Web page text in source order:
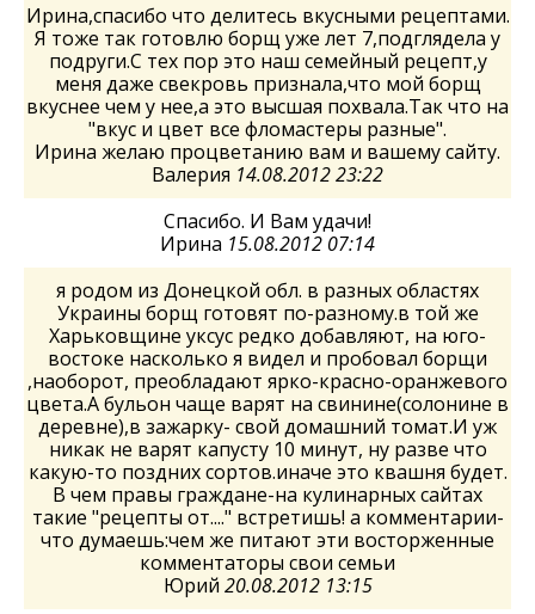
Ирина,спасибо что делитесь вкусными рецептами.
Я тоже так готовлю борщ уже лет 7,подглядела у
подруги.С тех пор это наш семейный рецепт,у
меня даже свекровь признала,что мой борщ
вкуснее чем у нее,а это высшая похвала.Так что на
"вкус и цвет все фломастеры разные".
Ирина желаю процветанию вам и вашему сайту.
Валерия 14.08.2012 23:22
Спасибо. И Вам удачи!
Ирина 15.08.2012 07:14
я родом из Донецкой обл. в разных областях
Украины борщ готовят по-разному.в той же
Харьковщине уксус редко добавляют, на юго-
востоке насколько я видел и пробовал борщи
,наоборот, преобладают ярко-красно-оранжевого
цвета.А бульон чаще варят на свинине(солонине в
деревне),в зажарку- свой домашний томат.И уж
никак не варят капусту 10 минут, ну разве что
какую-то поздних сортов.иначе это квашня будет.
В чем правы граждане-на кулинарных сайтах
такие "рецепты от...." встретишь! а комментарии-
что думаешь:чем же питают эти восторженные
комментаторы свои семьи
Юрий 20.08.2012 13:15